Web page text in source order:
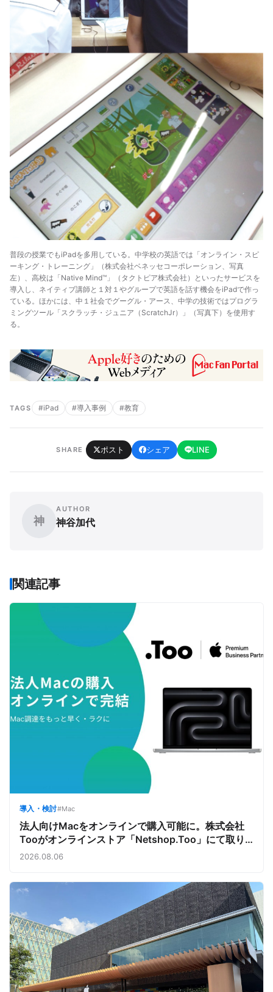
普段の授業でもiPadを多用している。中学校の英語では「オンライン・スピ
ーキング・トレーニング」（株式会社ベネッセコーポレーション、写真
左）、高校は「Native Mind™」（タクトピア株式会社）といったサービスを
導入し、ネイティブ講師と１対１やグループで英語を話す機会をiPadで作っ
ている。ほかには、中１社会でグーグル・アース、中学の技術ではプログラ
ミングツール「スクラッチ・ジュニア（ScratchJr）」（写真下）を使用す
る。
TAGS #iPad #導入事例 #教育
SHARE ポスト シェア LINE
神
AUTHOR
神谷加代
関連記事
導入・検討#Mac
法人向けMacをオンラインで購入可能に。株式会社
Tooがオンラインストア「Netshop.Too」にて取り
扱いをスタート。デバイス調達の手間を減らし、スピ
2026.08.06